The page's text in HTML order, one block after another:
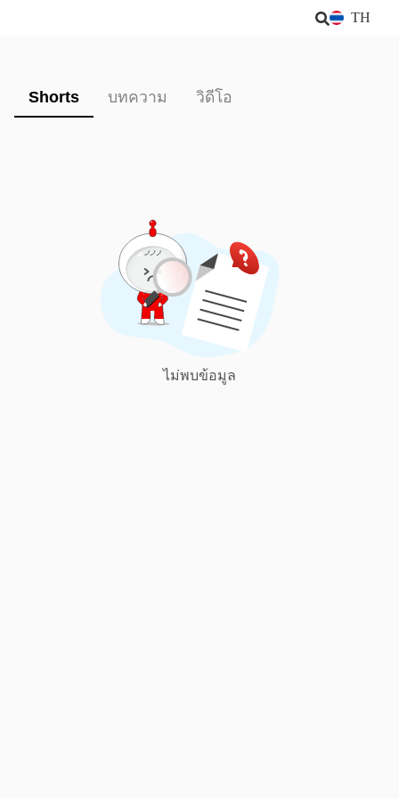
TH
Shorts บทความ วิดีโอ
ไม่พบข้อมูล